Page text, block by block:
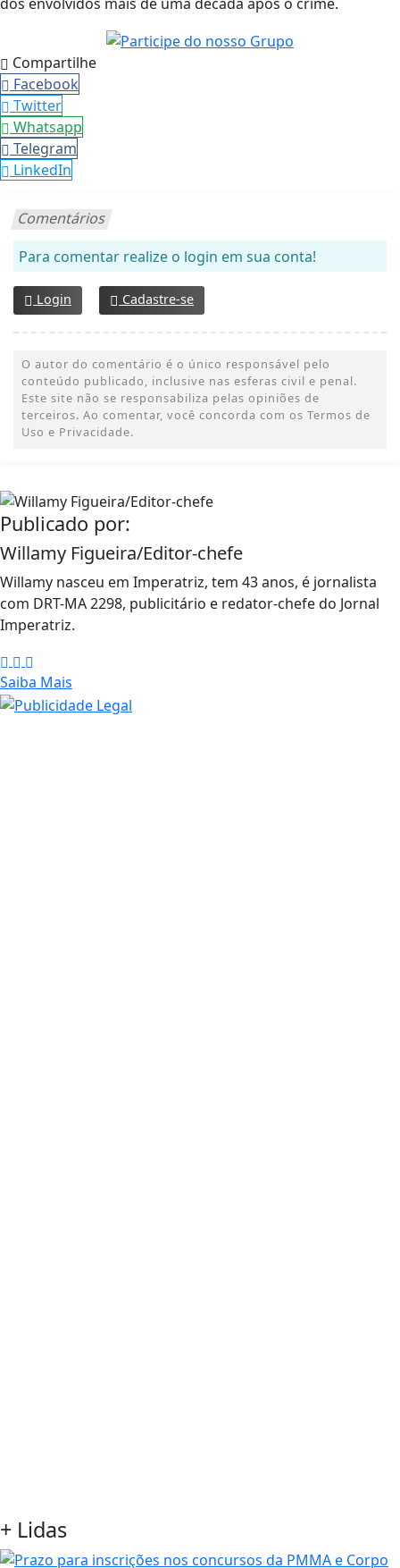
dos envolvidos mais de uma década após o crime.
Compartilhe
Facebook
Twitter
Whatsapp
Telegram
LinkedIn
Comentários
Para comentar realize o login em sua conta!
Login Cadastre-se
O autor do comentário é o único responsável pelo
conteúdo publicado, inclusive nas esferas civil e penal.
Este site não se responsabiliza pelas opiniões de
terceiros. Ao comentar, você concorda com os Termos de
Uso e Privacidade.
Publicado por:
Willamy Figueira/Editor-chefe
Willamy nasceu em Imperatriz, tem 43 anos, é jornalista
com DRT-MA 2298, publicitário e redator-chefe do Jornal
Imperatriz.
Saiba Mais
+ Lidas